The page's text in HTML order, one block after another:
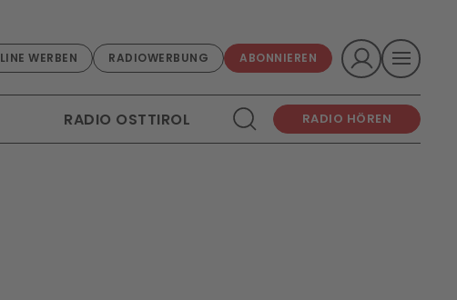
WERBEN RADIOWERBUNG ABONNIEREN
RADIO OSTTIROL RADIO HÖREN